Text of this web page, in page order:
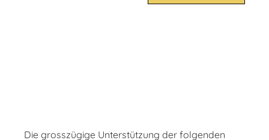
Die grosszügige Unterstützung der folgenden